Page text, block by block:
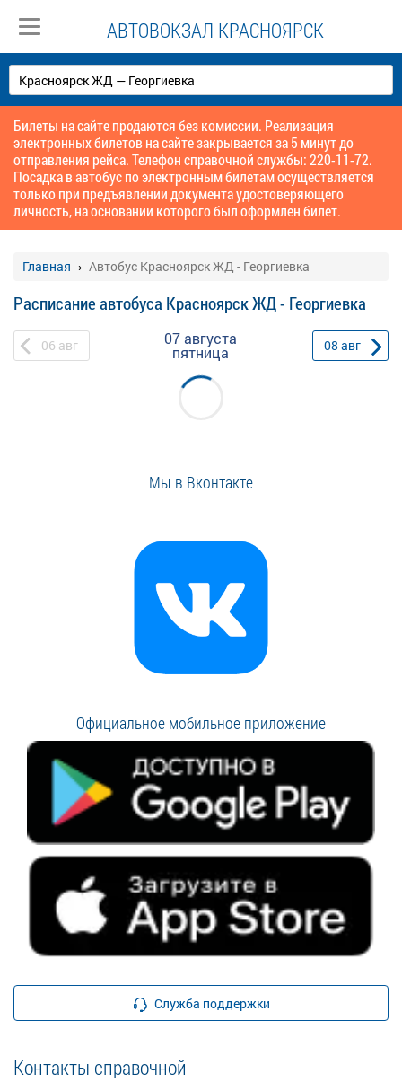
АВТОВОКЗАЛ КРАСНОЯРСК
Билеты на сайте продаются без комиссии. Реализация
электронных билетов на сайте закрывается за 5 минут до
отправления рейса. Телефон справочной службы: 220-11-72.
Посадка в автобус по электронным билетам осуществляется
только при предъявлении документа удостоверяющего
личность, на основании которого был оформлен билет.
Главная Автобус Красноярск ЖД - Георгиевка
Расписание автобуса Красноярск ЖД - Георгиевка
06 авг 07 августа
пятница 08 авг
Мы в Вконтакте
Официальное мобильное приложение
Служба поддержки
Контакты справочной